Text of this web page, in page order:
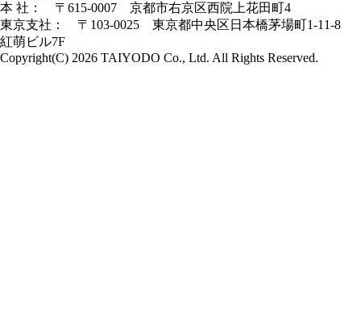
本 社： 〒615-0007 京都市右京区西院上花田町4
東京支社： 〒103-0025 東京都中央区日本橋茅場町1-11-8
紅萌ビル7F
Copyright(C) 2026 TAIYODO Co., Ltd. All Rights Reserved.